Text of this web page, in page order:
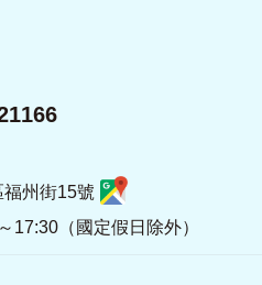
州街15號
17:30（國定假日除外）